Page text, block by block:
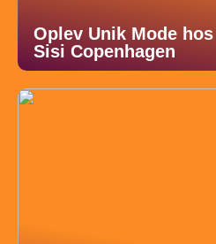
Oplev Unik Mode hos
Sisi Copenhagen